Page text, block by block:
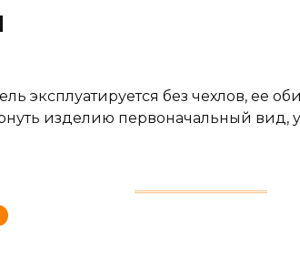
эксплуатируется без чехлов, ее
изделию первоначальный вид,